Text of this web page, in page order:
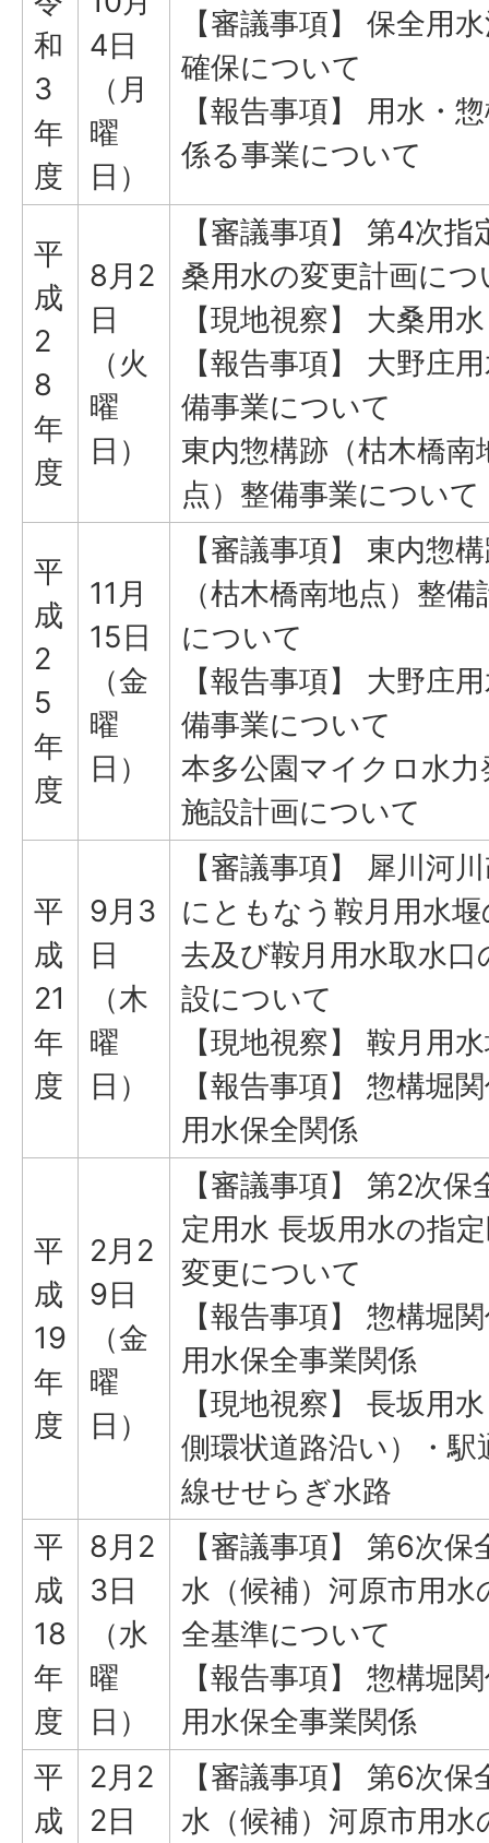
和
3
年
度
4日
（月
曜
日）
【審議事項】 保全用
確保について
【報告事項】 用水・
係る事業について
平
成
2
8
年
度
8月2
日
（火
曜
日）
【審議事項】 第4次指
桑用水の変更計画につ
【現地視察】 大桑用水
【報告事項】 大野庄
備事業について
東内惣構跡（枯木橋南
点）整備事業について
平
成
2
5
年
度
11月
15日
（金
曜
日）
【審議事項】 東内惣
（枯木橋南地点）整備
について
【報告事項】 大野庄
備事業について
本多公園マイクロ水力
施設計画について
平
成
21
年
度
9月3
日
（木
曜
日）
【審議事項】 犀川河
にともなう鞍月用水
去及び鞍月用水取水口
設について
【現地視察】 鞍月用
【報告事項】 惣構堀
用水保全関係
平
成
19
年
度
2月2
9日
（金
曜
日）
【審議事項】 第2次保
定用水 長坂用水の指
変更について
【報告事項】 惣構堀
用水保全事業関係
【現地視察】 長坂用
側環状道路沿い）・駅
線せせらぎ水路
平
成
18
年
度
8月2
3日
（水
曜
日）
【審議事項】 第6次保
水（候補）河原市用水
全基準について
【報告事項】 惣構堀
用水保全事業関係
平
成
2月2
2日
【審議事項】 第6次保
水（候補）河原市用水